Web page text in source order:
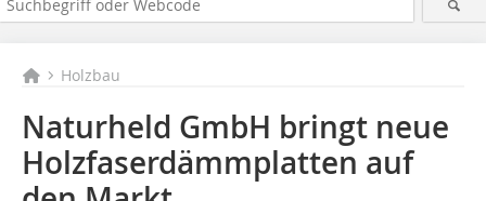
Holzbau
Naturheld GmbH bringt neue
Holzfaserdämmplatten auf